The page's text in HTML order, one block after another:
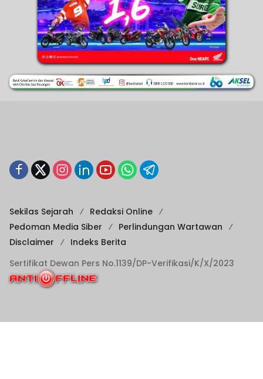
Sekilas Sejarah
Redaksi Online
Pedoman Media Siber
Perlindungan Wartawan
Disclaimer
Indeks Berita
Sertifikat Dewan Pers No.1139/DP-Verifikasi/K/X/2023